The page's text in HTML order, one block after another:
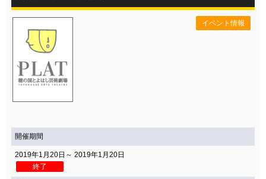
アクセシビリティ/
サービス
会員制度のご案内
イベント情報
開催期間
2019年1月20日～ 2019年1月20日
終了
チケット・座席表・鑑賞サポートなど
施設の利用について